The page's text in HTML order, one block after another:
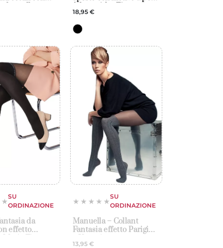
18,95 €
SU
ORDINAZIONE
da
effetto
SU
ORDINAZIONE
Manuella – Collant
Fantasia effetto Parigine
13,95 €